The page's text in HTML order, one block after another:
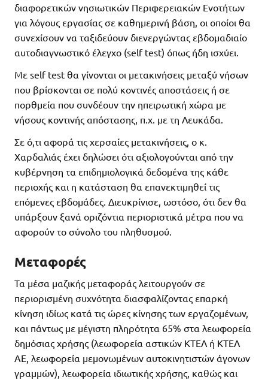
διαφορετικών νησιωτικών Περιφερειακών Ενοτήτων
για λόγους εργασίας σε καθημερινή βάση, οι οποίοι θα
συνεχίσουν να ταξιδεύουν διενεργώντας εβδομαδιαίο
αυτοδιαγνωστικό έλεγχο (self test) όπως ήδη ισχύει.
Με self test θα γίνονται οι μετακινήσεις μεταξύ νήσων
που βρίσκονται σε πολύ κοντινές αποστάσεις ή σε
πορθμεία που συνδέουν την ηπειρωτική χώρα με
νήσους κοντινής απόστασης, π.χ. με τη Λευκάδα.
Σε ό,τι αφορά τις χερσαίες μετακινήσεις, ο κ.
Χαρδαλιάς έχει δηλώσει ότι αξιολογούνται από την
κυβέρνηση τα επιδημιολογικά δεδομένα της κάθε
περιοχής και η κατάσταση θα επανεκτιμηθεί τις
επόμενες εβδομάδες. Διευκρίνισε, ωστόσο, ότι δεν θα
υπάρξουν ξανά οριζόντια περιοριστικά μέτρα που να
αφορούν το σύνολο του πληθυσμού.
Μεταφορές
Τα μέσα μαζικής μεταφοράς λειτουργούν σε
περιορισμένη συχνότητα διασφαλίζοντας επαρκή
κίνηση ιδίως κατά τις ώρες κίνησης των εργαζομένων,
και πάντως με μέγιστη πληρότητα 65% στα λεωφορεία
δημόσιας χρήσης (λεωφορεία αστικών ΚΤΕΛ ή ΚΤΕΛ
ΑΕ, λεωφορεία μεμονωμένων αυτοκινητιστών άγονων
γραμμών), λεωφορεία ιδιωτικής χρήσης, καθώς και